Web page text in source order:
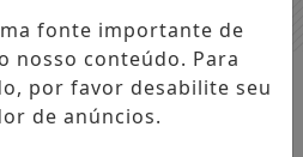
provoca
fonte importante de
nosso conteúdo. Para
por favor desabilite seu
de anúncios.